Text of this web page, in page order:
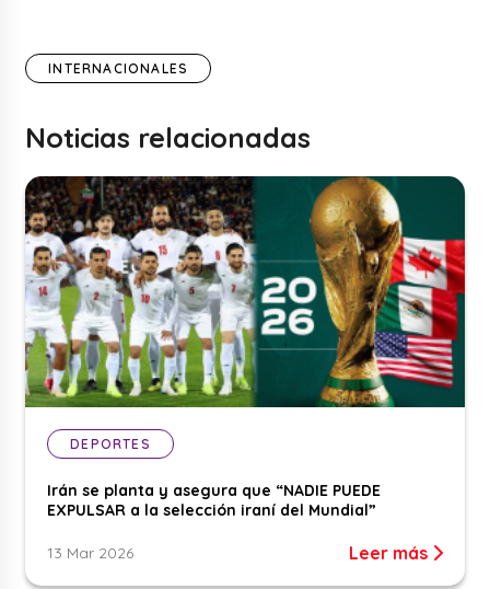
INTERNACIONALES
Noticias relacionadas
DEPORTES
Irán se planta y asegura que “NADIE PUEDE
EXPULSAR a la selección iraní del Mundial”
13 Mar 2026 Leer más